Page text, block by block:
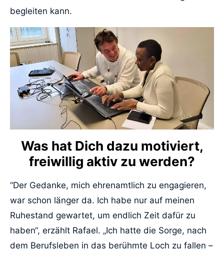
begleiten kann.
Was hat Dich dazu motiviert,
freiwillig aktiv zu werden?
“Der Gedanke, mich ehrenamtlich zu engagieren,
war schon länger da. Ich habe nur auf meinen
Ruhestand gewartet, um endlich Zeit dafür zu
haben“, erzählt Rafael. „Ich hatte die Sorge, nach
dem Berufsleben in das berühmte Loch zu fallen –